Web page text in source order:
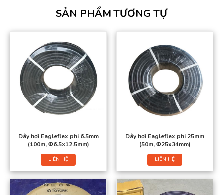
SẢN PHẨM TƯƠNG TỰ
Dây hơi Eagleflex phi 6.5mm
(100m, Φ6.5×12.5mm)
LIÊN HỆ
Dây hơi Eagleflex phi 25mm
(50m, Φ25x34mm)
LIÊN HỆ